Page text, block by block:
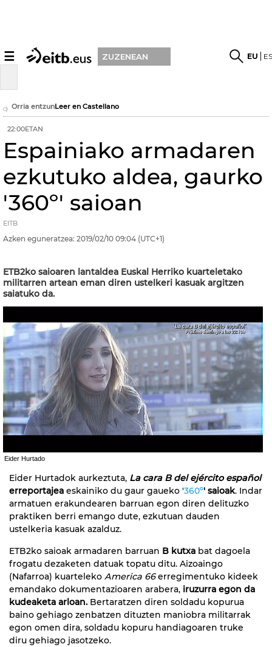
☰ ZUZENEAN EU
Orria entzunLeer en Castellano
22:00ETAN
Espainiako armadaren
ezkutuko aldea, gaurko
'360º' saioan
EITB
Azken eguneratzea: 2019/02/10 09:04 (UTC+1)
ETB2ko saioaren lantaldea Euskal Herriko kuarteletako
militarren artean eman diren ustelkeri kasuak argitzen
saiatuko da.
Eider Hurtado
Eider Hurtadok aurkeztuta, La cara B del ejército español
erreportajea eskainiko du gaur gaueko '360º' saioak. Indar
armatuen erakundearen barruan egon diren delituzko
praktiken berri emango dute, ezkutuan dauden
ustelkeria kasuak azalduz.
ETB2ko saioak armadaren barruan B kutxa bat dagoela
frogatu dezaketen datuak topatu ditu. Aizoaingo
(Nafarroa) kuarteleko America 66erregimentuko kideek
emandako dokumentazioaren arabera, iruzurra egon da
kudeaketa arloan. Bertaratzen diren soldadu kopurua
baino gehiago zenbatzen dituzten maniobra militarrak
egon omen dira, soldadu kopuru handiagoaren truke
diru gehiago jasotzeko.